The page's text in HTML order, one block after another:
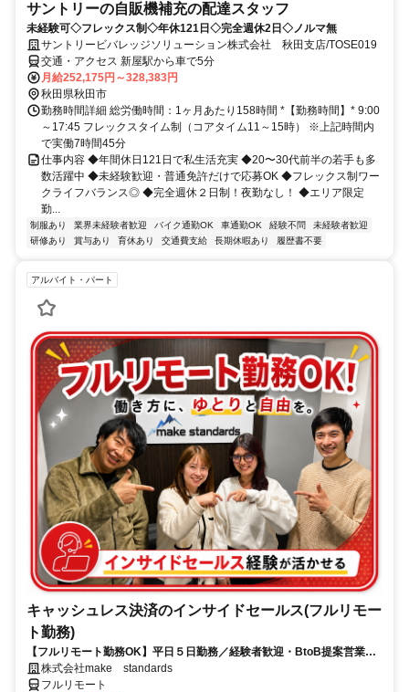
サントリーの自販機補充の配達スタッフ
未経験可◇フレックス制◇年休121日◇完全週休2日◇ノルマ無
サントリービバレッジソリューション株式会社 秋田支店/TOSE019
交通・アクセス 新屋駅から車で5分
月給252,175円～328,383円
秋田県秋田市
勤務時間詳細 総労働時間：1ヶ月あたり158時間 *【勤務時間】* 9:00
～17:45 フレックスタイム制（コアタイム11～15時） ※上記時間内
で実働7時間45分
仕事内容 ◆年間休日121日で私生活充実 ◆20〜30代前半の若手も多
数活躍中 ◆未経験歓迎・普通免許だけで応募OK ◆フレックス制ワー
クライフバランス◎ ◆完全週休２日制！夜勤なし！ ◆エリア限定
勤...
制服あり 業界未経験者歓迎 バイク通勤OK 車通勤OK 経験不問
未経験者歓迎
研修あり
賞与あり 育休あり 交通費支給 長期休暇あり 履歴書不要
アルバイト・パート
キャッシュレス決済のインサイドセールス(フルリモー
ト勤務)
【フルリモート勤務OK】平日５日勤務／経験者歓迎・BtoB提案営業で
スキルアップ
株式会社make standards
フルリモート